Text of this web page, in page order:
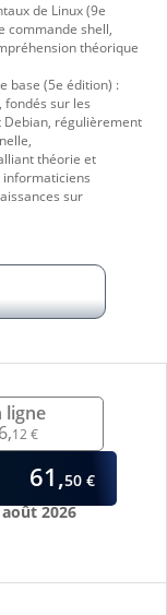
2026
ligne
12 €
61,50 €
de Linux (9e
commande shell,
théorique
base (5e édition) :
fondés sur les
Debian, régulièrement
théorie et
informaticiens
sur